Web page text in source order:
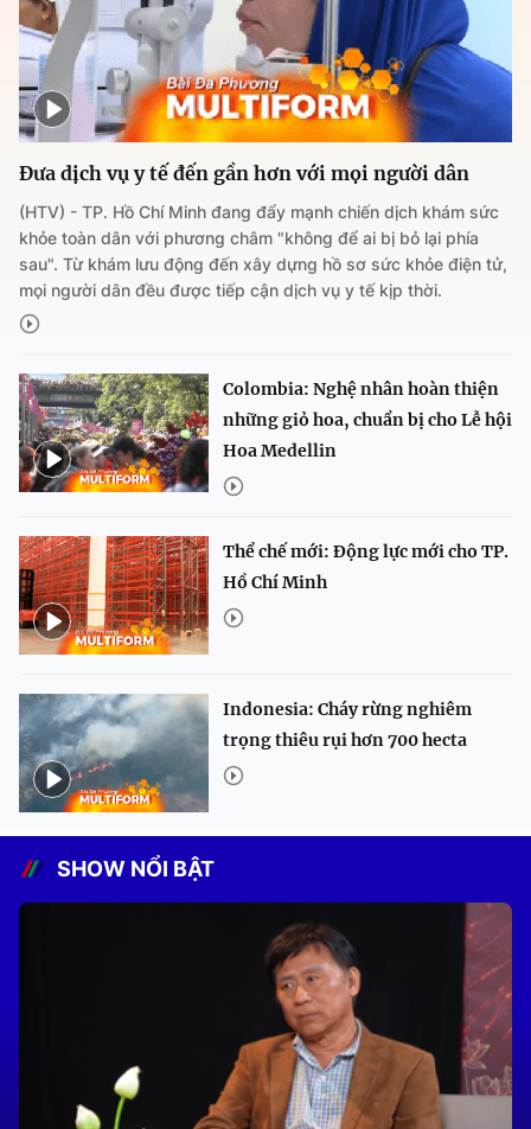
Đưa dịch vụ y tế đến gần hơn với mọi người dân
(HTV) - TP. Hồ Chí Minh đang đẩy mạnh chiến dịch khám sức
khỏe toàn dân với phương châm "không để ai bị bỏ lại phía
sau". Từ khám lưu động đến xây dựng hồ sơ sức khỏe điện tử,
mọi người dân đều được tiếp cận dịch vụ y tế kịp thời.
Colombia: Nghệ nhân hoàn thiện
những giỏ hoa, chuẩn bị cho Lễ hội
Hoa Medellin
Thể chế mới: Động lực mới cho TP.
Hồ Chí Minh
Indonesia: Cháy rừng nghiêm
trọng thiêu rụi hơn 700 hecta
SHOW NỔI BẬT